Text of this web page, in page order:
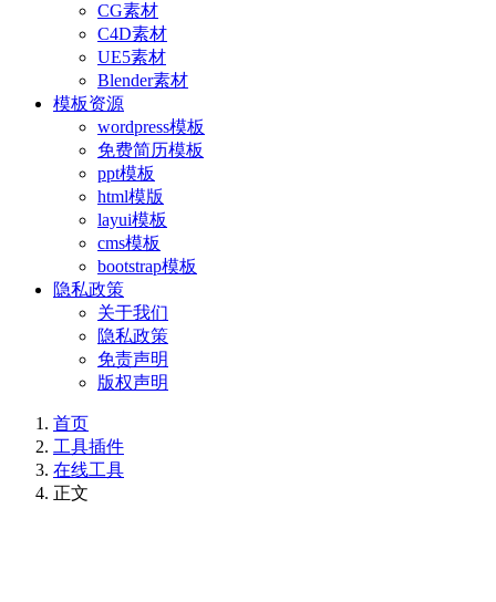
CG素材
C4D素材
UE5素材
Blender素材
模板资源
wordpress模板
免费简历模板
ppt模板
html模版
layui模板
cms模板
bootstrap模板
隐私政策
关于我们
隐私政策
免责声明
版权声明
首页
工具插件
在线工具
正文